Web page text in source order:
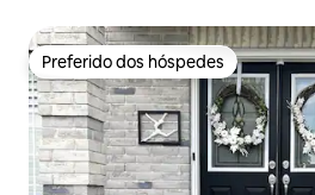
Preferido dos hóspedes
Preferido dos hóspedes